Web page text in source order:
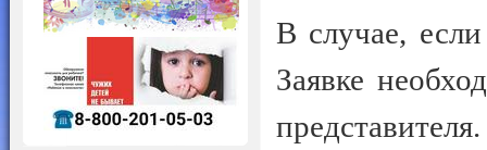
В случае,
Заявке
представителя.